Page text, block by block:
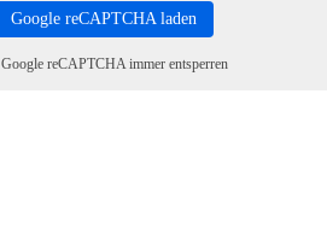
Google reCAPTCHA laden
Google reCAPTCHA immer entsperren